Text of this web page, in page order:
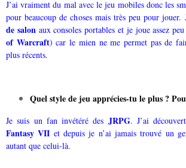
J’ai vraiment du mal avec le jeu mobiles donc les
pour beaucoup de choses mais très peu pour jouer.
de salonaux consoles portables et je joue assez
of Warcraft) car le mien ne me permet pas de
plus récents.
Quel style de jeu apprécies-tu le plus ?
Je suis un fan invétéré des JRPG. J’ai
Fantasy VII et depuis je n’ai jamais trouvé un
autant que celui-là.